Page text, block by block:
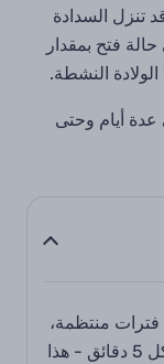
تنزل السدادة
فتح بمقدار
أيام وحتى
منتظمة،
أي: لمدة ساعة أو ساعتين لديك انقباض كل 5 دقائق - هذا